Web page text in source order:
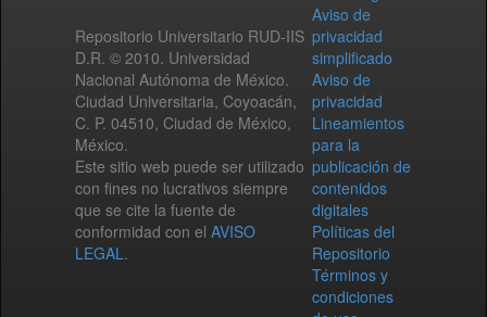
Repositorio Universitario RUD-IIS
D.R. © 2010. Universidad
Nacional Autónoma de México.
Ciudad Universitaria, Coyoacán,
C. P. 04510, Ciudad de México,
México.
Este sitio web puede ser utilizado
con fines no lucrativos siempre
que se cite la fuente de
conformidad con el AVISO
LEGAL.
Aviso de
privacidad
simplificado
Aviso de
privacidad
Lineamientos
para la
publicación de
contenidos
digitales
Políticas del
Repositorio
Términos y
condiciones